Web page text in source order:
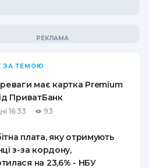
ВІНЬЄТКА
ВІД
ВИПАДКІВ
ПИТАННЯ ТА ВІДПОВІДІ
ПУТІВНИКИ ПО
ЗА ТЕМОЮ
має картка Premium
ПриватБанк
16:33 93
плата, яку отримують
з-за кордону,
на 23,6% - НБУ